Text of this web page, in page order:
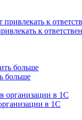
к
больше
в 1C